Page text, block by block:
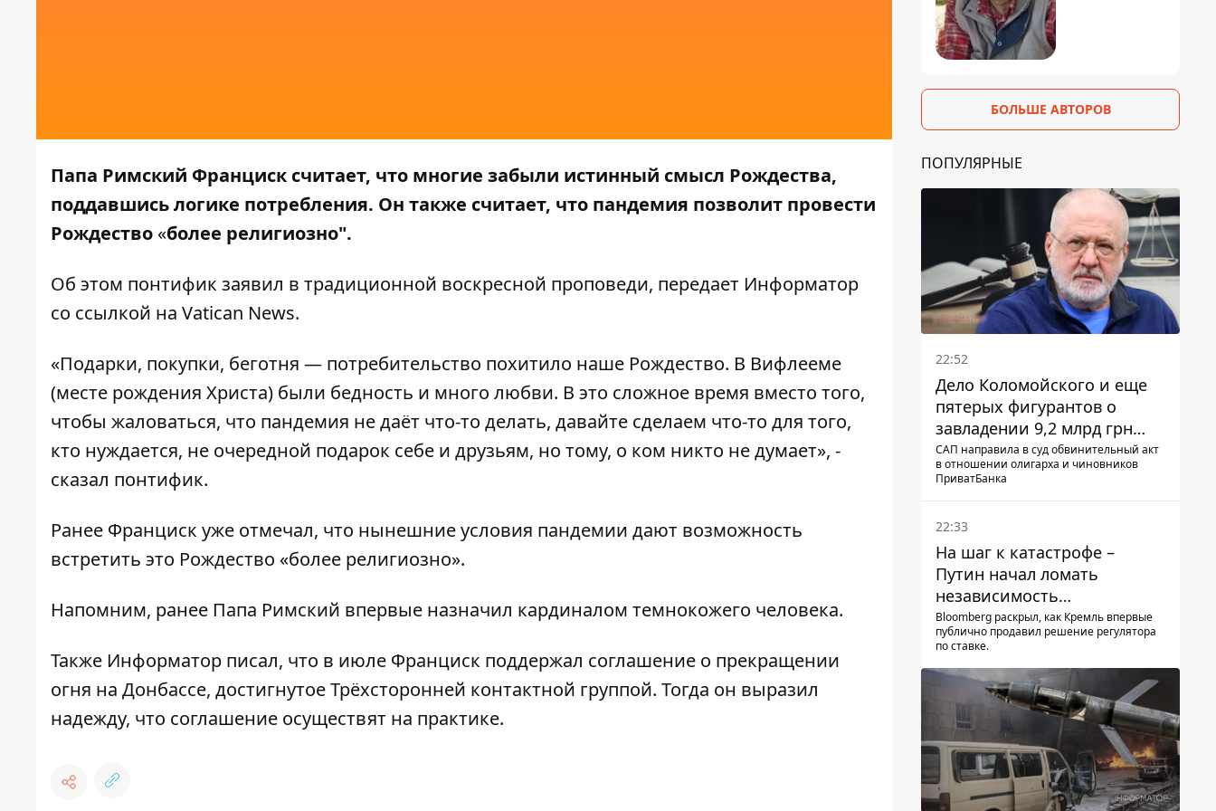
Папа Римский Франциск считает, что многие забыли истинный смысл Рождества,
поддавшись логике потребления. Он также считает, что пандемия позволит провести
Рождество«более религиозно".
Об этом понтифик заявил в традиционной воскресной проповеди, передает Информатор
со ссылкой на Vatican News.
«Подарки, покупки, беготня — потребительство похитило наше Рождество. В Вифлееме
(месте рождения Христа) были бедность и много любви. В это сложное время вместо того,
чтобы жаловаться, что пандемия не даёт что-то делать, давайте сделаем что-то для того,
кто нуждается, не очередной подарок себе и друзьям, но тому, о ком никто не думает», -
сказал понтифик.
Ранее Франциск уже отмечал, что нынешние условия пандемии дают возможность
встретить это Рождество «более религиозно».
Напомним, ранее Папа Римский впервые назначил кардиналом темнокожего человека.
Также Информатор писал, что в июле Франциск поддержал соглашение о прекращении
огня на Донбассе, достигнутое Трёхсторонней контактной группой. Тогда он выразил
надежду, что соглашение осуществят на практике.
БОЛЬШЕ АВТОРОВ
ПОПУЛЯРНЫЕ
22:52
Дело Коломойского и еще
пятерых фигурантов о
завладении 9,2 млрд грн
ПриватБанка направили в
суд
САП направила в суд обвинительный акт
в отношении олигарха и чиновников
ПриватБанка
22:33
На шаг к катастрофе –
Путин начал ломать
независимость
собственного Центробанка,
заставив снизить базовую
Bloomberg раскрыл, как Кремль впервые
публично продавил решение регулятора
по ставке.